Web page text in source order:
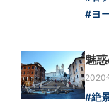
#ヨ
魅
2020
#絶